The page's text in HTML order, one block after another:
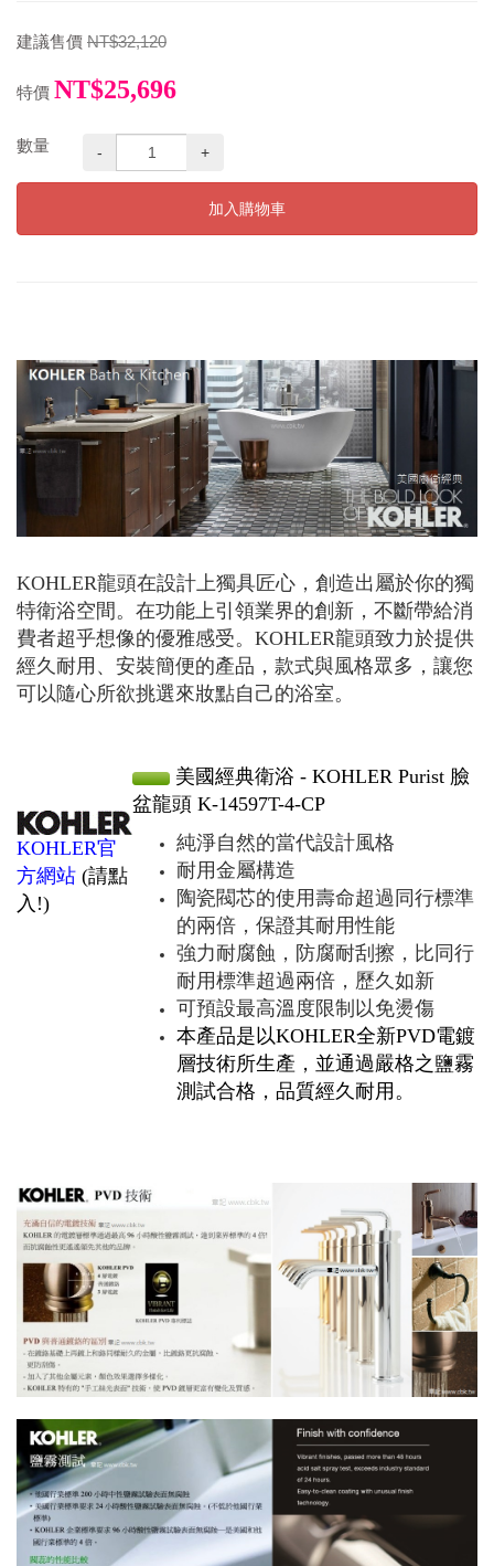
建議售價 NT$32,120
特價 NT$25,696
數量 - +
加入購物車
KOHLER龍頭在設計上獨具匠心，創造出屬於你的獨
特衛浴空間。在功能上引領業界的創新，不斷帶給消
費者超乎想像的優雅感受。KOHLER龍頭致力於提供
經久耐用、安裝簡便的產品，款式與風格眾多，讓您
可以隨心所欲挑選來妝點自己的浴室。
KOHLER官
方網站 (請點
入!)
美國經典衛浴 - KOHLER Purist 臉
盆龍頭 K-14597T-4-CP
純淨自然的當代設計風格
耐用金屬構造
陶瓷閥芯的使用壽命超過同行標準
的兩倍，保證其耐用性能
強力耐腐蝕，防腐耐刮擦，比同行
耐用標準超過兩倍，歷久如新
可預設最高溫度限制以免燙傷
本產品是以KOHLER全新PVD電鍍
層技術所生產，並通過嚴格之鹽霧
測試合格，品質經久耐用。